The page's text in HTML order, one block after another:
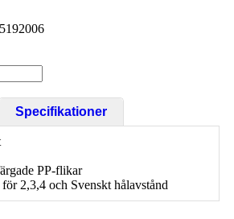
Specifikationer
PP-flikar
2,3,4 och Svenskt hålavstånd